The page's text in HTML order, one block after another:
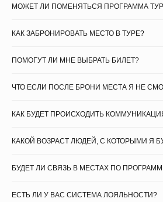
МОЖЕТ ЛИ ПОМЕНЯТЬСЯ ПРОГРАММА
КАК ЗАБРОНИРОВАТЬ МЕСТО В ТУРЕ?
ПОМОГУТ ЛИ МНЕ ВЫБРАТЬ БИЛЕТ?
ЧТО ЕСЛИ ПОСЛЕ БРОНИ МЕСТА Я НЕ
КАК БУДЕТ ПРОИСХОДИТЬ
КАКОЙ ВОЗРАСТ ЛЮДЕЙ, С КОТОРЫМИ Я
БУДЕТ ЛИ СВЯЗЬ В МЕСТАХ ПО
ЕСТЬ ЛИ У ВАС СИСТЕМА ЛОЯЛЬНОСТИ?